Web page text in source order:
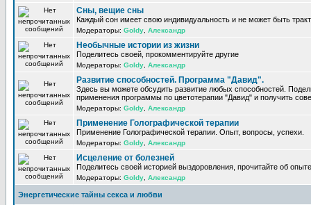
Сны, вещие сны
Каждый сон имеет свою индивидуальность и не может быть
Модераторы: Goldy Александр
Необычные истории из жизни
Поделитесь своей, прокомментируйте другие
Модераторы: Goldy Александр
Развитие способностей. Программа "Давид".
Здесь вы можете обсудить развитие любых способностей.
применения программы по цветотерапии "Давид" и получить
Модераторы: Goldy Александр
Применение Голографической терапии
Применение Голографической терапии. Опыт, вопросы, успехи.
Модераторы: Goldy Александр
Исцеление от болезней
Поделитесь своей историей выздоровления, прочитайте об
Модераторы: Goldy Александр
Энергетические тайны секса и любви